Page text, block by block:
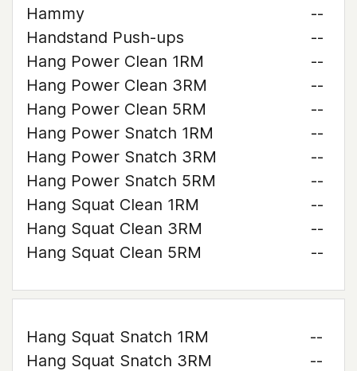
Hammy
--
Handstand Push-ups
--
Hang Power Clean 1RM
--
Hang Power Clean 3RM
--
Hang Power Clean 5RM
--
Hang Power Snatch 1RM
--
Hang Power Snatch 3RM
--
Hang Power Snatch 5RM
--
Hang Squat Clean 1RM
--
Hang Squat Clean 3RM
--
Hang Squat Clean 5RM
--
Hang Squat Snatch 1RM
--
Hang Squat Snatch 3RM
--